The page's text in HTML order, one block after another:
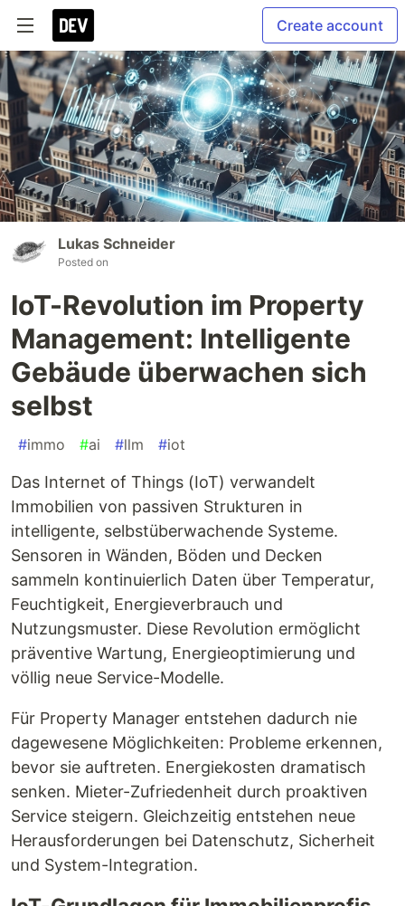
Create account
Lukas Schneider
Posted on
IoT-Revolution im Property
Management: Intelligente
Gebäude überwachen sich
selbst
#immo #ai #llm #iot
Das Internet of Things (IoT) verwandelt
Immobilien von passiven Strukturen in
intelligente, selbstüberwachende Systeme.
Sensoren in Wänden, Böden und Decken
sammeln kontinuierlich Daten über Temperatur,
Feuchtigkeit, Energieverbrauch und
Nutzungsmuster. Diese Revolution ermöglicht
präventive Wartung, Energieoptimierung und
völlig neue Service-Modelle.
Für Property Manager entstehen dadurch nie
dagewesene Möglichkeiten: Probleme erkennen,
bevor sie auftreten. Energiekosten dramatisch
senken. Mieter-Zufriedenheit durch proaktiven
Service steigern. Gleichzeitig entstehen neue
Herausforderungen bei Datenschutz, Sicherheit
und System-Integration.